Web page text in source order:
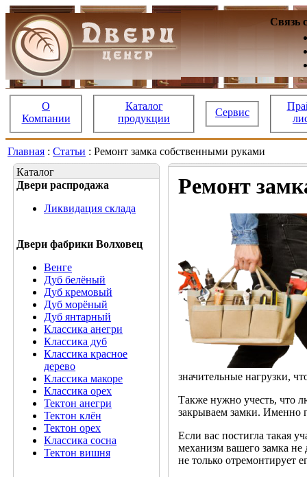
Связь
О
Компании
Каталог
продукции
Сервис
Главная : Статьи : Ремонт замка собственными руками
Каталог
Двери распродажа
Ликвидация склада
Двери фабрики Волховец
Венге
Дуб белёный
Дуб кремовый
Дуб морёный
Дуб янтарный
Классика анегри
Классика дуб
Классика красное
дерево
Классика макоре
Классика орех
Тектон анегри
Тектон клён
Тектон орех
Классика сосна
Тектон вишня
Ремонт
значительные нагрузки,
Также нужно учесть, что
закрываем замки. Именно
Если вас постигла такая
механизм вашего замка
не только отремонтирует